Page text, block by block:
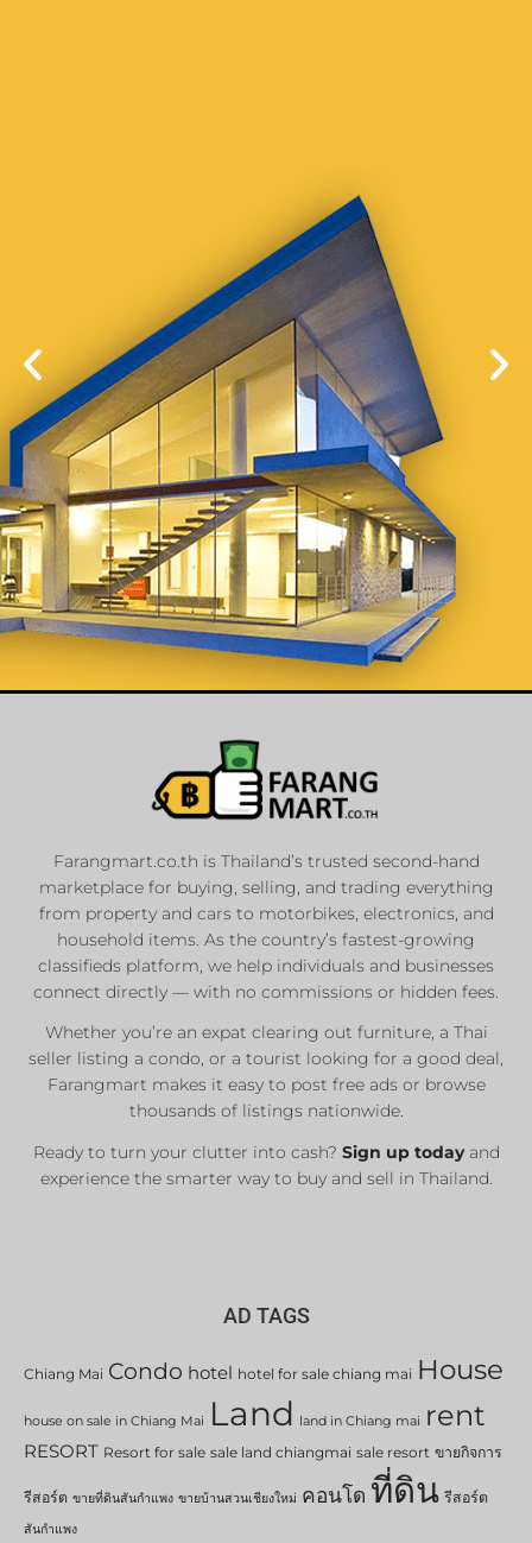
List Your
Properties
Private Sellers
Real Estate Agents
Sale & Rent
List Now
Farangmart.co.th is Thailand’s trusted second-hand
marketplace for buying, selling, and trading everything
from property and cars to motorbikes, electronics, and
household items. As the country’s fastest-growing
classifieds platform, we help individuals and businesses
connect directly — with no commissions or hidden fees.
Whether you’re an expat clearing out furniture, a Thai
seller listing a condo, or a tourist looking for a good deal,
Farangmart makes it easy to post free ads or browse
thousands of listings nationwide.
Ready to turn your clutter into cash? Sign up todayand
experience the smarter way to buy and sell in Thailand.
AD TAGS
Chiang Mai Condo hotel hotel for sale chiang mai House
house on sale in Chiang Mai Land land in Chiang mai rent
RESORT Resort for sale sale land chiangmai sale resort ขายกิจการ
รีสอร์ต ขายที่ดินสันกำแพง ขายบ้านสวนเชียงใหม่ คอนโด ที่ดิน รีสอร์ต
สันกำแพง